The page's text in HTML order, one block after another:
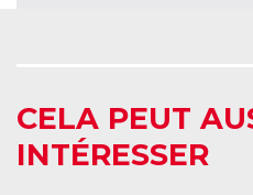
CELA PEUT
INTÉRESSER